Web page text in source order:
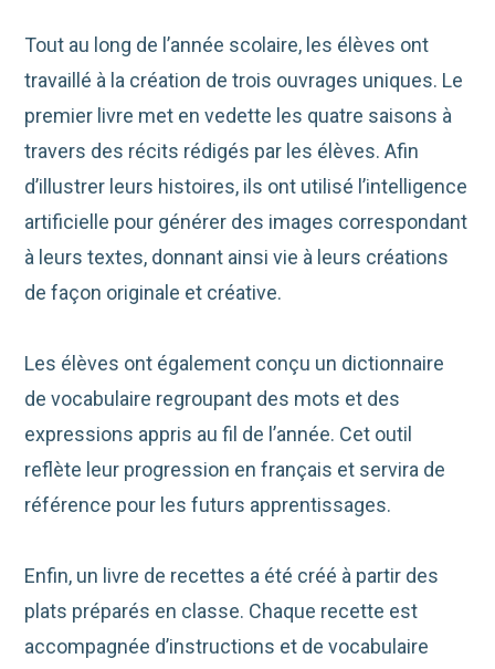
Tout au long de l’année scolaire, les élèves ont
travaillé à la création de trois ouvrages uniques. Le
premier livre met en vedette les quatre saisons à
travers des récits rédigés par les élèves. Afin
d’illustrer leurs histoires, ils ont utilisé l’intelligence
artificielle pour générer des images correspondant
à leurs textes, donnant ainsi vie à leurs créations
de façon originale et créative.
Les élèves ont également conçu un dictionnaire
de vocabulaire regroupant des mots et des
expressions appris au fil de l’année. Cet outil
reflète leur progression en français et servira de
référence pour les futurs apprentissages.
Enfin, un livre de recettes a été créé à partir des
plats préparés en classe. Chaque recette est
accompagnée d’instructions et de vocabulaire